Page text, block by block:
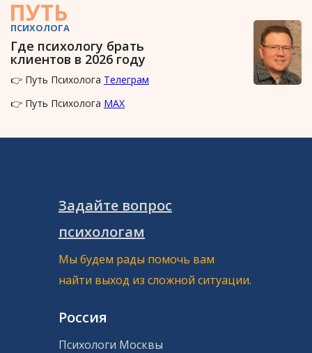
ПУТЬ
ПСИХОЛОГА
Где психологу брать
клиентов в 2026 году
👉 Путь Психолога Телеграм
👉 Путь Психолога MAX
Задайте вопрос
психологам
Мы будем рады помочь вам
найти выход из сложной ситуации.
Россия
Психологи Москвы